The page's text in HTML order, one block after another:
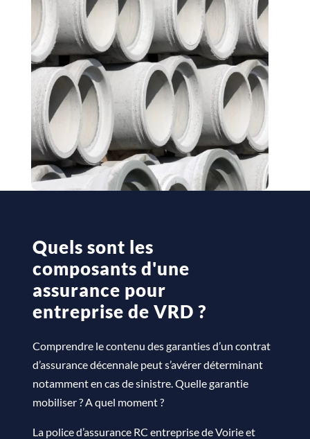
Quels sont les
composants d'une
assurance pour
entreprise de VRD ?
Comprendre le contenu des garanties d’un contrat
d’assurance décennale peut s’avérer déterminant
notamment en cas de sinistre. Quelle garantie
mobiliser ? A quel moment ?
La police d’assurance RC entreprise de Voirie et